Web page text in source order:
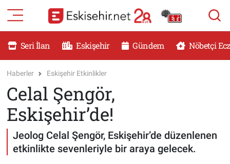
Seri İlan Eskişehir Gündem Nöbetçi
Haberler Eskişehir Etkinlikler
Celal Şengör,
Eskişehir’de!
Jeolog Celal Şengör, Eskişehir’de düzenlenen
etkinlikte sevenleriyle bir araya gelecek.
RESMİ İLANLAR
DÜNYA
SAĞLIK
MAGAZİN
Eskişehir Nöbetçi Eczaneler
Eskişehir Namaz Vakitleri
Eskişehir Trafik Yoğunluk Haritası
Süper Lig Puan Durumu ve Fikstür